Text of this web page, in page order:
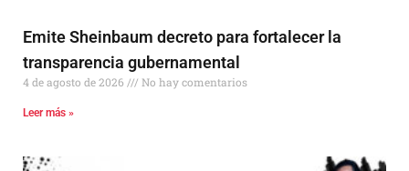
Emite Sheinbaum decreto para fortalecer la
transparencia gubernamental
4 de agosto de 2026 No hay comentarios
Leer más »